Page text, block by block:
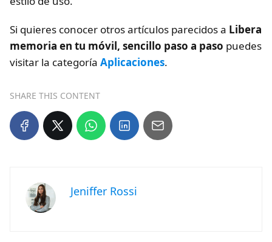
Si quieres conocer otros artículos parecidos a Libera
memoria en tu móvil, sencillo paso a paso puedes
visitar la categoría Aplicaciones.
SHARE THIS CONTENT
Jeniffer Rossi